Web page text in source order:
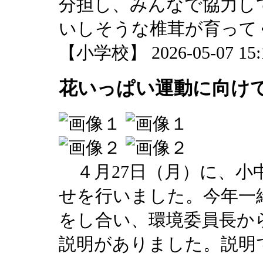
分担し、みんなで協力
いしそうな椎茸が育っ
【小学校】 2026-05-07
花いっぱい運動に向け
４月27日（月）に、小
せを行いました。今年
をし合い、環境委員長
説明がありました。説